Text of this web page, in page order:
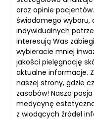
oraz opinie
świadomego wyboru,
indywidualnych
interesują Was
wybieracie mniej
jakości pielęgnację
aktualne informacje.
naszej strony, gdzie
zasobów! Nasza
medycynę
z wiodących źródeł